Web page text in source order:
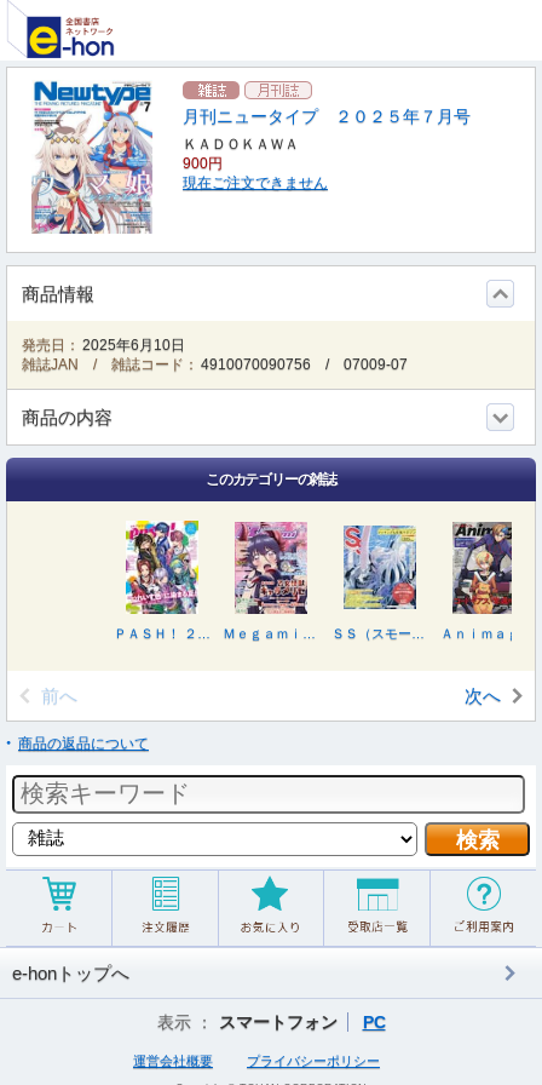
月刊ニュータイプ ２０２５年７月号
ＫＡＤＯＫＡＷＡ
900円
現在ご注文できません
商品情報
発売日： 2025年6月10日
雑誌JAN / 雑誌コード： 4910070090756 /07009-07
商品の内容
このカテゴリーの雑誌
前へ 次へ
商品の返品について
e-honトップへ
表示 ： スマートフォン PC
運営会社概要 プライバシーポリシー